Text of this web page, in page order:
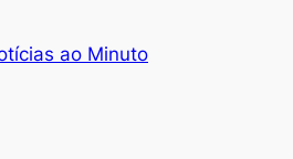
ao Minuto